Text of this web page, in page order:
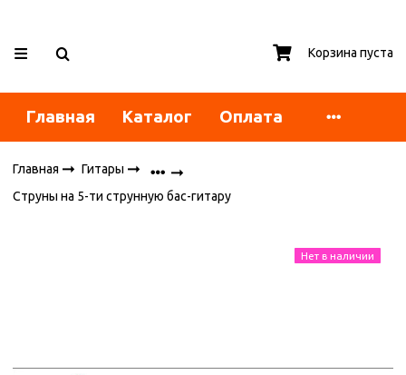
Корзина пуста
Главная Каталог Оплата
Главная
Гитары
Струны на 5-ти струнную бас-гитару
Нет в наличии